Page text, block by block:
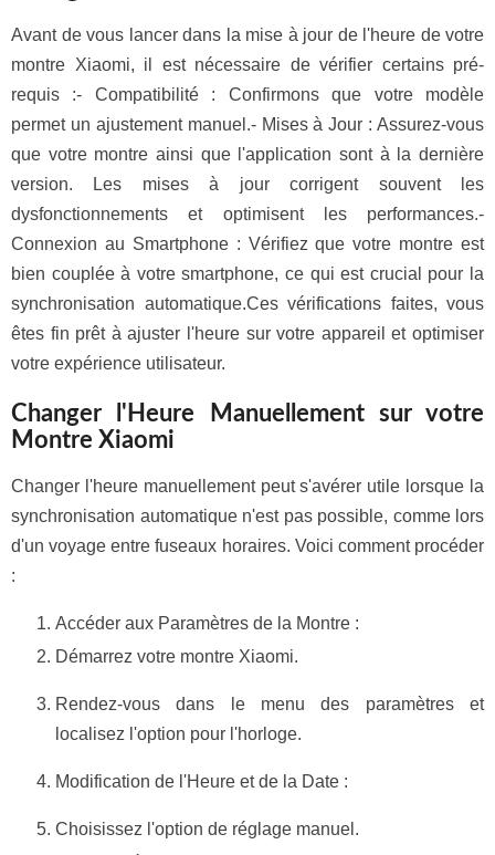
Avant de vous lancer dans la mise à jour de l'heure de votre
montre Xiaomi, il est nécessaire de vérifier certains pré-
requis :- Compatibilité : Confirmons que votre modèle
permet un ajustement manuel.- Mises à Jour : Assurez-vous
que votre montre ainsi que l'application sont à la dernière
version. Les mises à jour corrigent souvent les
dysfonctionnements et optimisent les performances.-
Connexion au Smartphone : Vérifiez que votre montre est
bien couplée à votre smartphone, ce qui est crucial pour la
synchronisation automatique.Ces vérifications faites, vous
êtes fin prêt à ajuster l'heure sur votre appareil et optimiser
votre expérience utilisateur.
Changer l'Heure Manuellement sur votre
Montre Xiaomi
Changer l'heure manuellement peut s'avérer utile lorsque la
synchronisation automatique n'est pas possible, comme lors
d'un voyage entre fuseaux horaires. Voici comment procéder
:
Accéder aux Paramètres de la Montre :
Démarrez votre montre Xiaomi.
Rendez-vous dans le menu des paramètres et
localisez l'option pour l'horloge.
Modification de l'Heure et de la Date :
Choisissez l'option de réglage manuel.